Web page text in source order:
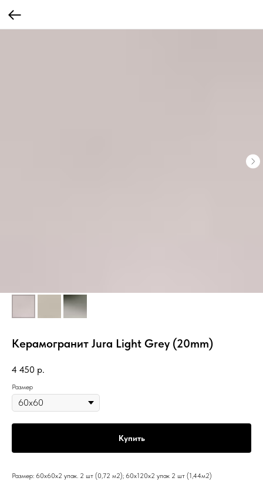
Керамогранит Jura Light Grey (20mm)
4 450 р.
Размер
Купить
Размер: 60x60x2 упак. 2 шт (0,72 м2); 60х120х2 упак 2 шт (1,44м2)